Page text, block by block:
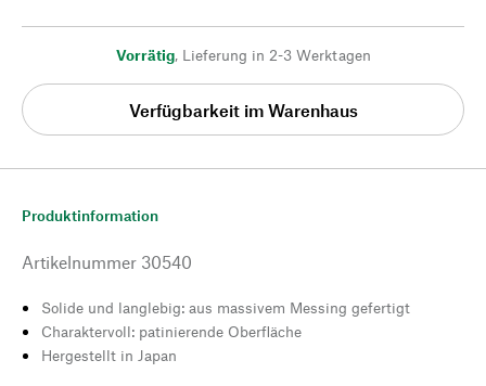
Vorrätig, Lieferung in 2-3 Werktagen
Verfügbarkeit im Warenhaus
Produktinformation
Artikelnummer 30540
Solide und langlebig: aus massivem Messing gefertigt
Charaktervoll: patinierende Oberfläche
Hergestellt in Japan